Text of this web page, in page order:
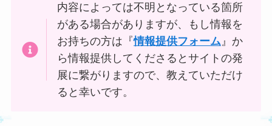
内容によっては不明となっている箇所
がある場合がありますが、もし情報を
お持ちの方は『情報提供フォーム』か
ら情報提供してくださるとサイトの発
展に繋がりますので、教えていただけ
ると幸いです。